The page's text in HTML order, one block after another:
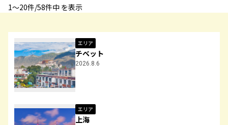
1〜20件/58件中 を表示
エリア
チベット
2026.8.6
エリア
上海